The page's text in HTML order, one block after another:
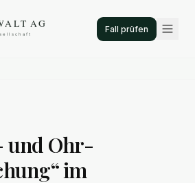
Fall prüfen
und Ohr-
im